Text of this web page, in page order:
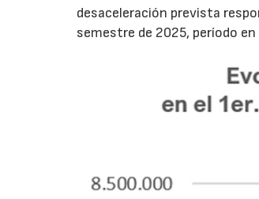
desaceleración prevista
semestre de 2025, período